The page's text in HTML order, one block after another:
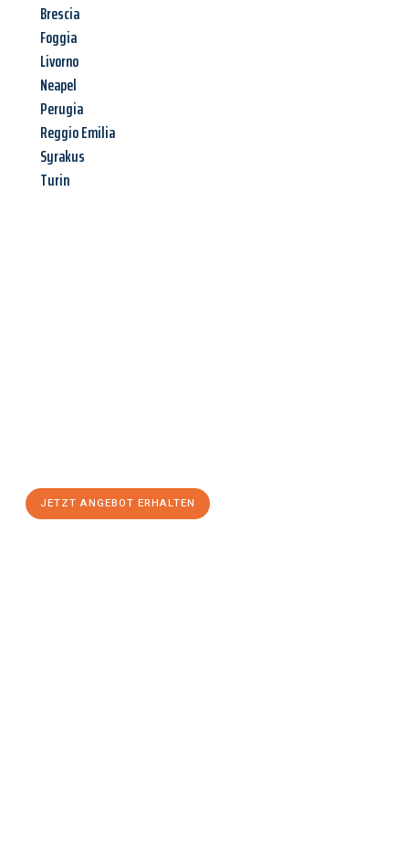
Brescia
Foggia
Livorno
Neapel
Perugia
Reggio Emilia
Syrakus
Turin
JETZT ANGEBOT ERHALTEN